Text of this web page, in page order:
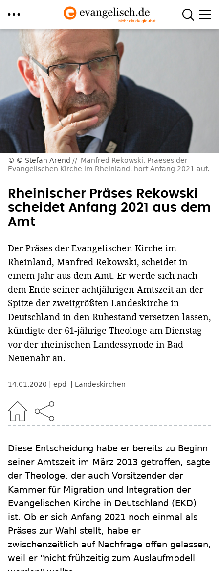
Direkt
Inhalt
© Stefan Arend
Manfred Rekowski, Praeses der
Evangelischen Kirche im Rheinland, hört Anfang 2021 auf.
Rheinischer Präses Rekowski
scheidet Anfang 2021 aus dem
Amt
Der Präses der Evangelischen Kirche im
Rheinland, Manfred Rekowski, scheidet in
einem Jahr aus dem Amt. Er werde sich nach
dem Ende seiner achtjährigen Amtszeit an der
Spitze der zweitgrößten Landeskirche in
Deutschland in den Ruhestand versetzen lassen,
kündigte der 61-jährige Theologe am Dienstag
vor der rheinischen Landessynode in Bad
Neuenahr an.
14.01.2020 epd Landeskirchen
Diese Entscheidung habe er bereits zu Beginn
seiner Amtszeit im März 2013 getroffen, sagte
der Theologe, der auch Vorsitzender der
Kammer für Migration und Integration der
Evangelischen Kirche in Deutschland (EKD)
ist. Ob er sich Anfang 2021 noch einmal als
Präses zur Wahl stellt, habe er
zwischenzeitlich auf Nachfrage offen gelassen,
weil er "nicht frühzeitig zum Auslaufmodell